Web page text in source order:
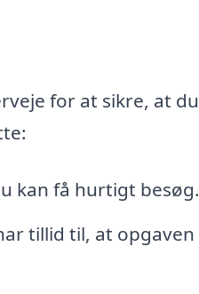
for at sikre, at du
kan få hurtigt besøg.
tillid til, at opgaven